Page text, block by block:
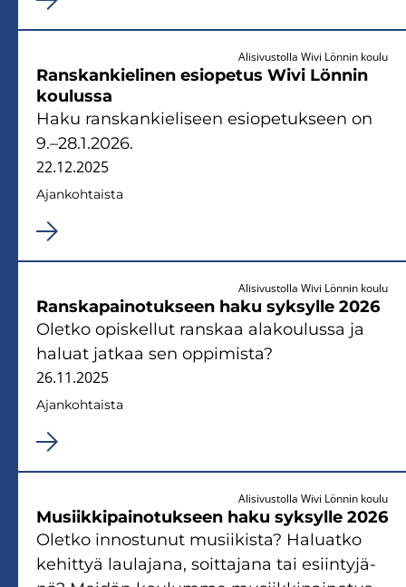
Alisivustolla Wivi Lönnin koulu
Rans­kan­kie­li­nen esio­pe­tus Wivi Lön­nin
kou­lus­sa
Haku rans­kan­kie­li­seen esio­pe­tuk­seen on
9.–28.1.2026.
22.12.2025
Ajan­koh­tais­ta
Alisivustolla Wivi Lönnin koulu
Rans­ka­pai­no­tuk­seen haku syk­syl­le 2026
Olet­ko opis­kel­lut rans­kaa ala­kou­lus­sa ja
ha­luat jat­kaa sen op­pi­mis­ta?
26.11.2025
Ajan­koh­tais­ta
Alisivustolla Wivi Lönnin koulu
Musiik­ki­pai­no­tuk­seen haku syk­syl­le 2026
Olet­ko in­nos­tu­nut musii­kis­ta? Ha­luat­ko
ke­hit­tyä lau­la­ja­na, soit­ta­ja­na tai esiin­ty­jä­